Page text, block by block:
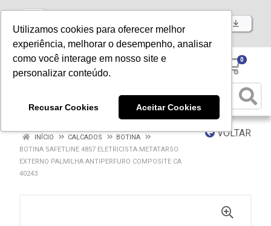
Utilizamos cookies para oferecer melhor
experiência, melhorar o desempenho, analisar
como você interage em nosso site e
personalizar conteúdo.
Recusar Cookies Aceitar Cookies
Baixe já nosso APP
0
VOLTAR
INÍCIO CALCADOS
BOTINA
BOTINA SAFETLINE 4857 ELETRICISTA METATARSO
EXTERNO PALMILHA ANTIPERFURO COMPOSITE CA
40243